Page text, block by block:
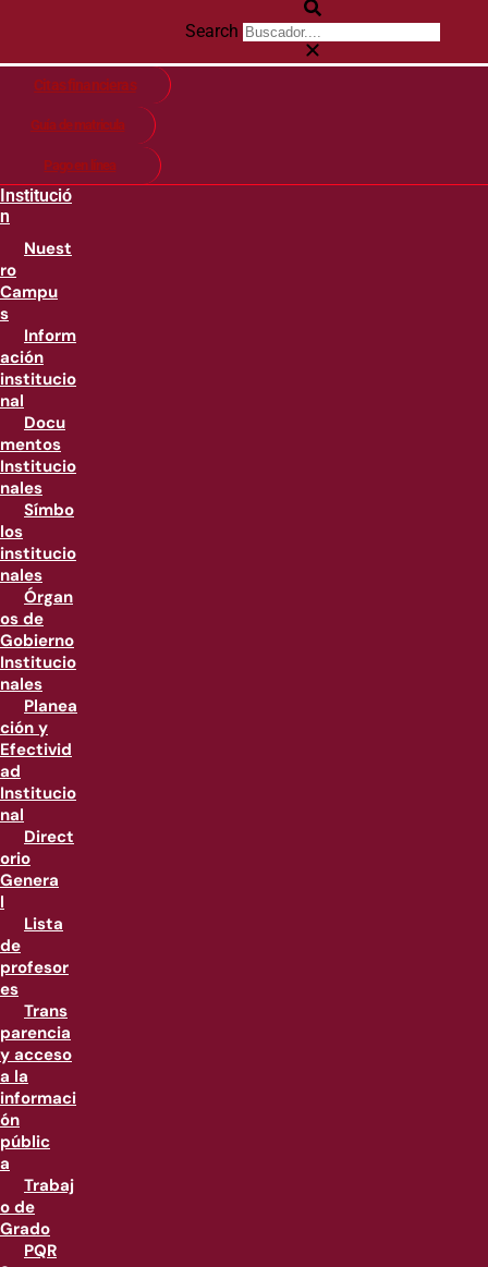
Search
Citas financieras
Guía de matricula
Pago en línea
Institució
n
Nuest
ro
Campu
s
Inform
ación
institucio
nal
Docu
mentos
Institucio
nales
Símbo
los
institucio
nales
Órgan
os de
Gobierno
Institucio
nales
Planea
ción y
Efectivid
ad
Institucio
nal
Direct
orio
Genera
l
Lista
de
profesor
es
Trans
parencia
y acceso
a la
informaci
ón
públic
a
Trabaj
o de
Grado
PQR